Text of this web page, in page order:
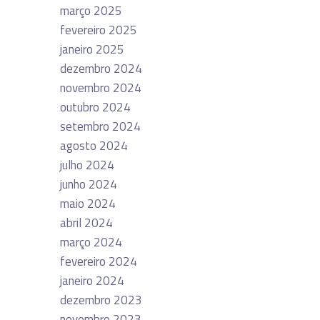
março 2025
fevereiro 2025
janeiro 2025
dezembro 2024
novembro 2024
outubro 2024
setembro 2024
agosto 2024
julho 2024
junho 2024
maio 2024
abril 2024
março 2024
fevereiro 2024
janeiro 2024
dezembro 2023